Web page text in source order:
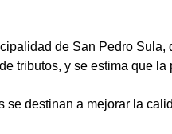
de San Pedro
tributos, y se estima que
se destinan a mejorar la